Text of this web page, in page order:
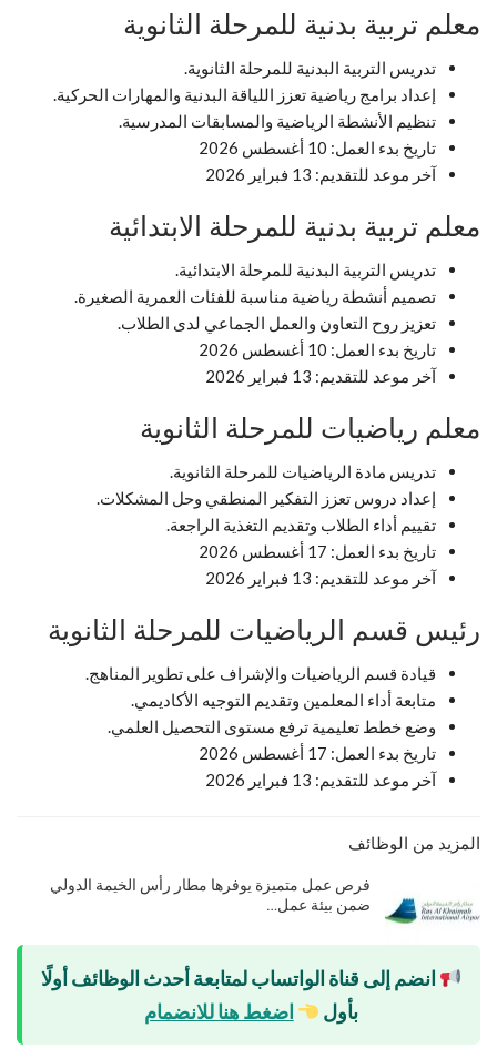
معلم تربية بدنية للمرحلة الثانوية
تدريس التربية البدنية للمرحلة الثانوية.
إعداد برامج رياضية تعزز اللياقة البدنية والمهارات الحركية.
تنظيم الأنشطة الرياضية والمسابقات المدرسية.
تاريخ بدء العمل: 10 أغسطس 2026
آخر موعد للتقديم: 13 فبراير 2026
معلم تربية بدنية للمرحلة الابتدائية
تدريس التربية البدنية للمرحلة الابتدائية.
تصميم أنشطة رياضية مناسبة للفئات العمرية الصغيرة.
تعزيز روح التعاون والعمل الجماعي لدى الطلاب.
تاريخ بدء العمل: 10 أغسطس 2026
آخر موعد للتقديم: 13 فبراير 2026
معلم رياضيات للمرحلة الثانوية
تدريس مادة الرياضيات للمرحلة الثانوية.
إعداد دروس تعزز التفكير المنطقي وحل المشكلات.
تقييم أداء الطلاب وتقديم التغذية الراجعة.
تاريخ بدء العمل: 17 أغسطس 2026
آخر موعد للتقديم: 13 فبراير 2026
رئيس قسم الرياضيات للمرحلة الثانوية
قيادة قسم الرياضيات والإشراف على تطوير المناهج.
متابعة أداء المعلمين وتقديم التوجيه الأكاديمي.
وضع خطط تعليمية ترفع مستوى التحصيل العلمي.
تاريخ بدء العمل: 17 أغسطس 2026
آخر موعد للتقديم: 13 فبراير 2026
المزيد من الوظائف
فرص عمل متميزة يوفرها مطار رأس الخيمة الدولي
ضمن بيئة عمل…
انضم إلى قناة الواتساب لمتابعة أحدث الوظائف أولًا
بأول
اضغط هنا للانضمام